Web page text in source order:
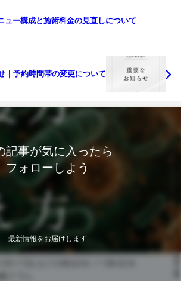
ュー構成と施術料金の見直しについて
｜予約時間帯の変更について
記事が気に入ったら
フォローしよう
最新情報をお届けします